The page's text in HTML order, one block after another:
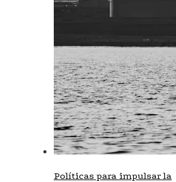
Políticas para impulsar la